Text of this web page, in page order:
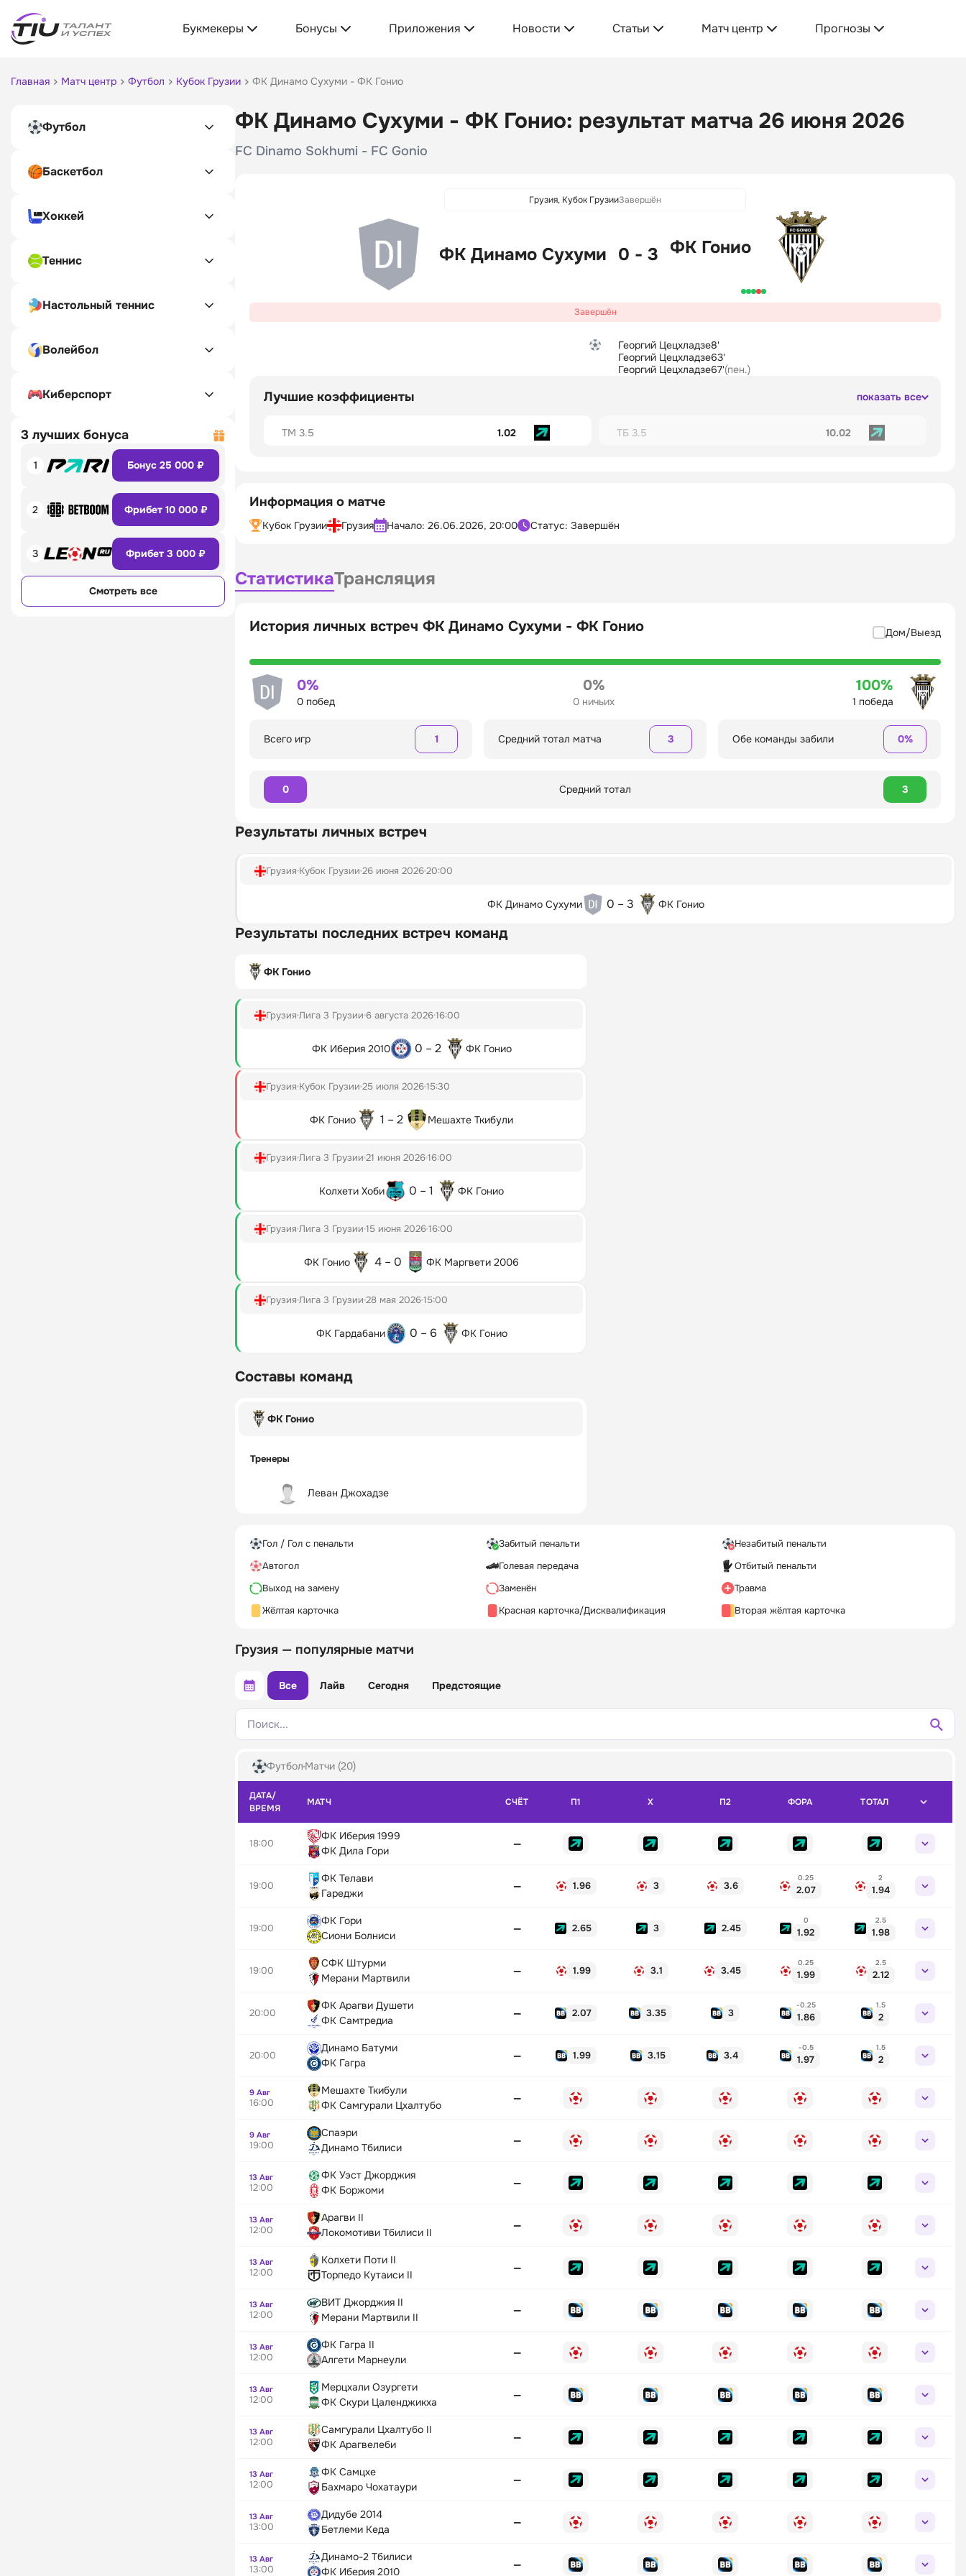
Букмекеры Бонусы Приложения Новости Статьи Матч центр Прогнозы
Главная Матч центр Футбол Кубок Грузии ФК Динамо Сухуми - ФК Гонио
Футбол
Баскетбол
Хоккей
Теннис
Настольный теннис
Волейбол
Киберспорт
3 лучших бонуса
1 Бонус 25 000 ₽
2 Фрибет 10 000 ₽
3 Фрибет 3 000 ₽
Смотреть все
ФК Динамо Сухуми - ФК Гонио: результат матча 26 июня 2026
FC Dinamo Sokhumi - FC Gonio
Грузия, Кубок ГрузииЗавершён
ФК Динамо Сухуми 0 - 3 ФК Гонио
Завершён
Георгий Цецхладзе8'
Георгий Цецхладзе63'
Георгий Цецхладзе67'(пен.)
Лучшие коэффициенты показать все
ТМ 3.5 1.02 ТБ 3.5 10.02
Информация о матче
Кубок Грузии Грузия Начало: 26.06.2026, 20:00 Статус: Завершён
СтатистикаТрансляция
История личных встреч ФК Динамо Сухуми - ФК Гонио Дом/Выезд
0%
0 побед
0%
0 ничьих
100%
1 победа
Всего игр 1 Средний тотал матча 3 Обе команды забили 0%
0 Средний тотал 3
Результаты личных встреч
Грузия Кубок Грузии 26 июня 202620:00
ФК Динамо Сухуми 0 – 3 ФК Гонио
Результаты последних встреч команд
ФК Гонио
Грузия Лига 3 Грузии 6 августа 202616:00
ФК Иберия 2010 0 – 2 ФК Гонио
Грузия Кубок Грузии 25 июля 202615:30
ФК Гонио 1 – 2 Мешахте Ткибули
Грузия Лига 3 Грузии 21 июня 202616:00
Колхети Хоби 0 – 1 ФК Гонио
Грузия Лига 3 Грузии 15 июня 202616:00
ФК Гонио 4 – 0 ФК Маргвети 2006
Грузия Лига 3 Грузии 28 мая 202615:00
ФК Гардабани 0 – 6 ФК Гонио
Составы команд
ФК Гонио
Тренеры
Леван Джохадзе
Гол / Гол с пенальти Забитый пенальти
Незабитый пенальти
Автогол
Голевая передача
Отбитый пенальти
Выход на замену
Заменён
Травма
Жёлтая карточка
Красная карточка/Дисквалификация Вторая жёлтая карточка
Грузия — популярные матчи
Все Лайв Сегодня Предстоящие
Поиск...
Футбол Матчи (20)
ДАТА/
ВРЕМЯ
МАТЧ СЧЁТ П1 X П2 ФОРА ТОТАЛ
18:00
ФК Иберия 1999
ФК Дила Гори
—
19:00
ФК Телави
Гареджи
— 1.96 3 3.6
0.25
2.07
2
1.94
19:00
ФК Гори
Сиони Болниси
— 2.65 3 2.45
0
1.92
2.5
1.98
19:00
СФК Штурми
Мерани Мартвили
— 1.99 3.1 3.45
0.25
1.99
2.5
2.12
20:00
ФК Арагви Душети
ФК Самтредиа
— 2.07 3.35 3
-0.25
1.86
1.5
2
20:00
Динамо Батуми
ФК Гагра
— 1.99 3.15 3.4
-0.5
1.97
1.5
2
9 Авг
16:00
Мешахте Ткибули
ФК Самгурали Цхалтубо
—
9 Авг
19:00
Спаэри
Динамо Тбилиси
—
13 Авг
12:00
ФК Уэст Джорджия
ФК Боржоми
—
13 Авг
12:00
Арагви II
Локомотиви Тбилиси II
—
13 Авг
12:00
Колхети Поти II
Торпедо Кутаиси II
—
13 Авг
12:00
ВИТ Джорджия II
Мерани Мартвили II
—
13 Авг
12:00
ФК Гагра II
Алгети Марнеули
—
13 Авг
12:00
Мерцхали Озургети
ФК Скури Цаленджикха
—
13 Авг
12:00
Самгурали Цхалтубо II
ФК Арагвелеби
—
13 Авг
12:00
ФК Самцхе
Бахмаро Чохатаури
—
13 Авг
13:00
Дидубе 2014
Бетлеми Кеда
—
13 Авг
13:00
Динамо-2 Тбилиси
ФК Иберия 2010
—